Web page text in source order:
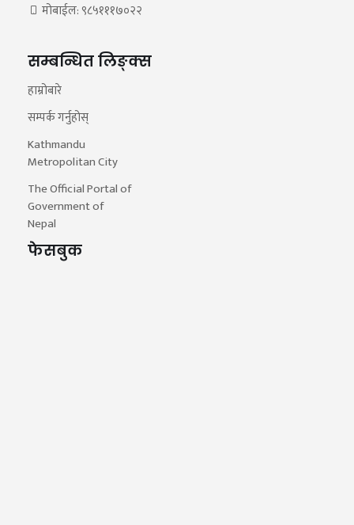
मोबाईल: ९८५१११७०२२
सम्बन्धित लिङ्क्स
हाम्रोबारे
सम्पर्क गर्नुहोस्
Kathmandu
Metropolitan City
The Official Portal of
Government of
Nepal
फेसबुक